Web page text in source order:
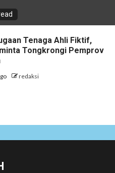
Tenaga Ahli Fiktif,
Tongkrongi Pemprov
redaksi